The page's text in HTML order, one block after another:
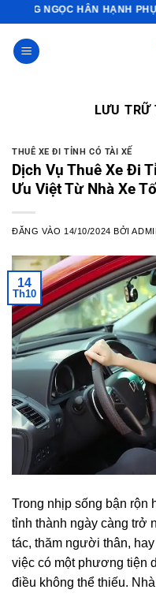
nội
dung
HẠNH PHỤC VỤ QUÝ
LƯU
THUÊ XE ĐI TỈNH CÓ TÀI XẾ
Dịch Vụ Thuê Xe Đi
Ưu Việt Từ Nhà Xe
ĐĂNG VÀO 14/10/2024 BỞI
14
Th10
Trong nhịp sống bận rộn
tỉnh thành ngày càng trở
tác, thăm người thân,
việc có một phương tiện
điều không thể thiếu.